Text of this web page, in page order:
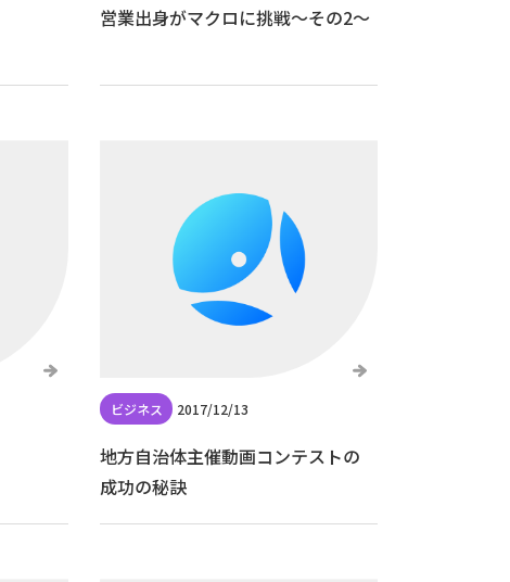
営業出身がマクロに挑戦〜その2〜
2017/12/13
地方自治体主催動画コンテストの
成功の秘訣